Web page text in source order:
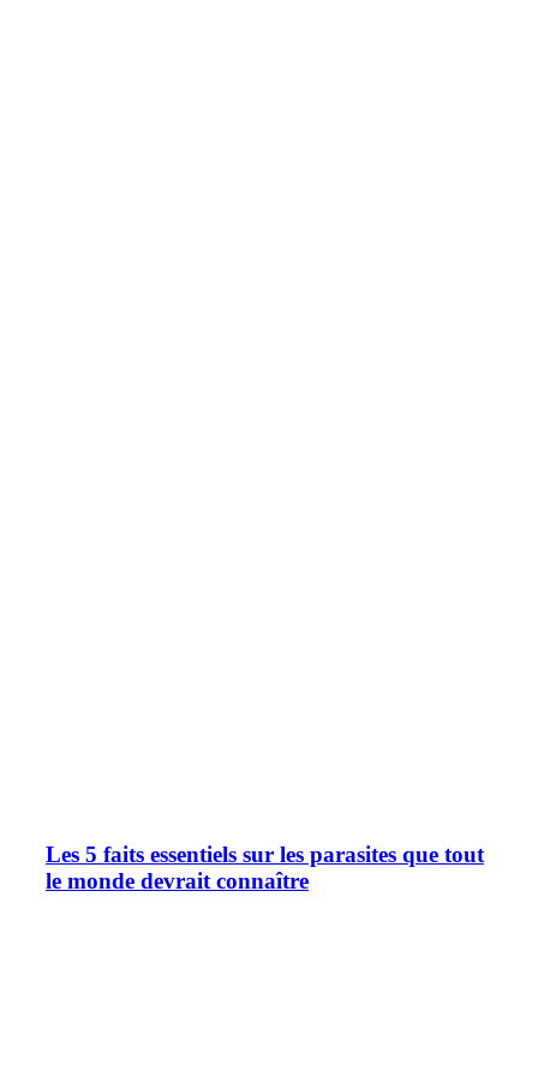
Les 5 faits essentiels sur les parasites que tout
le monde devrait connaître